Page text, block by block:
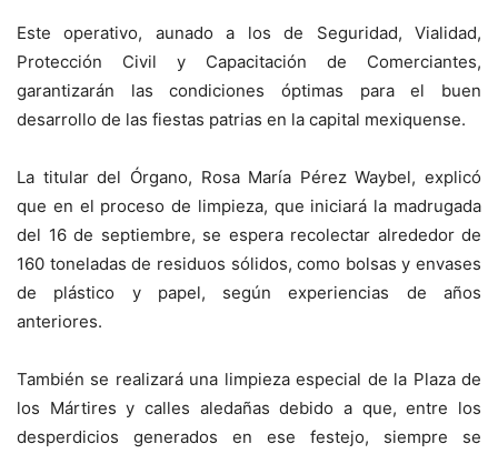
Este operativo, aunado a los de Seguridad, Vialidad,
Protección Civil y Capacitación de Comerciantes,
garantizarán las condiciones óptimas para el buen
desarrollo de las fiestas patrias en la capital mexiquense.
La titular del Órgano, Rosa María Pérez Waybel, explicó
que en el proceso de limpieza, que iniciará la madrugada
del 16 de septiembre, se espera recolectar alrededor de
160 toneladas de residuos sólidos, como bolsas y envases
de plástico y papel, según experiencias de años
anteriores.
También se realizará una limpieza especial de la Plaza de
los Mártires y calles aledañas debido a que, entre los
desperdicios generados en ese festejo, siempre se